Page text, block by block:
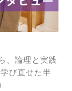
、論理と実践
び直せた半